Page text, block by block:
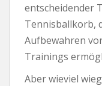
entscheidender
Tennisballkorb,
Aufbewahren
Trainings
Aber wieviel